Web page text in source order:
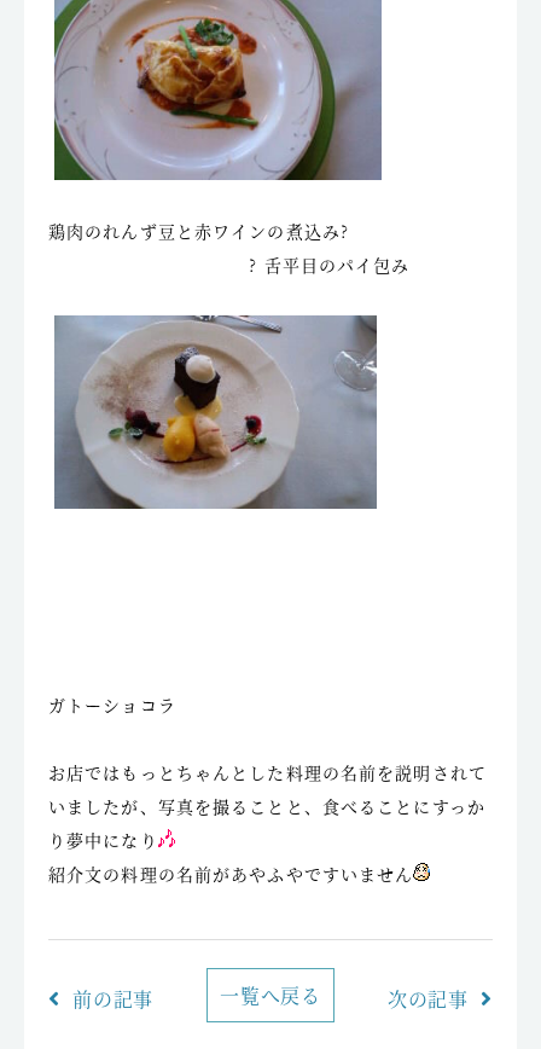
鶏肉のれんず豆と赤ワインの煮込み?
? 舌平目のパイ包み
ガトーショコラ
お店ではもっとちゃんとした料理の名前を説明されて
いましたが、写真を撮ることと、食べることにすっか
り夢中になり
紹介文の料理の名前があやふやですいません
前の記事 一覧へ戻る 次の記事